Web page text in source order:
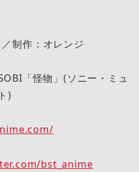
制作：オレンジ
「怪物」(ソニー・ミュ
)
bst_anime